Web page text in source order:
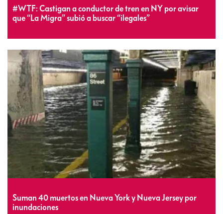
#WTF: Castigan a conductor de tren en NY por avisar
que “La Migra” subió a buscar “ilegales”
Suman 40 muertos en Nueva York y Nueva Jersey por
inundaciones